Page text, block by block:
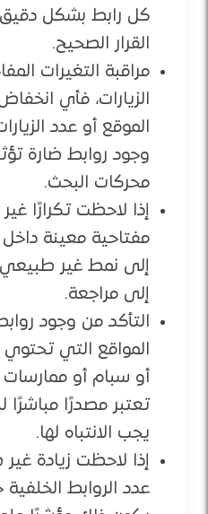
كل رابط بشكل
القرار الصحيح.
مراقبة التغيرات
الزيارات، فأي
الموقع أو عدد
وجود روابط ضارة
محركات البحث.
إذا لاحظت تكرارًا
مفتاحية معينة
إلى نمط غير طبيعي
إلى مراجعة.
التأكد من وجود
المواقع التي
أو سبام أو
تعتبر مصدرًا مباشرًا
يجب الانتباه لها.
إذا لاحظت زيادة
عدد الروابط